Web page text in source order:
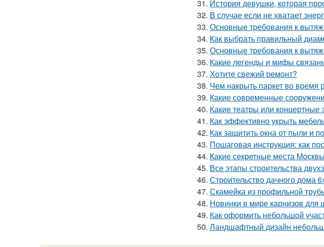
31. История девушки, которая
32. В случае если не хватает
33. Основные требования к
34. Как выбрать правильный
35. Основные требования к
36. Какие легенды и мифы
37. Хотите свежий ремонт?
38. Чем накрыть паркет во
39. Какие современные
40. Какие театры или концертные
41. Как эффективно укрыть
42. Как защитить окна от пыли и
43. Пошаговая инструкция: как
44. Какие секретные места
45. Все этапы строительства
46. Строительство дачного дома
47. Скамейка из профильной
48. Новинки в мире карнизов для
49. Как оформить небольшой
50. Ландшафтный дизайн